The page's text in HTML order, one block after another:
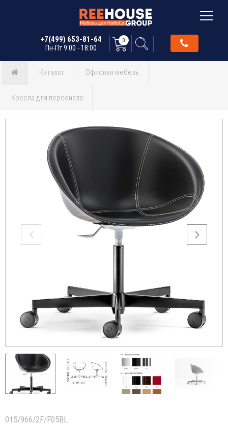
+7(499) 653-81-64
Пн-Пт 9:00 - 18:00
0
Каталог Офисная мебель
Кресла для персонала
015/966/2F/F05BL